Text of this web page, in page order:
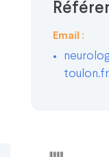
Email :
toulon.fr